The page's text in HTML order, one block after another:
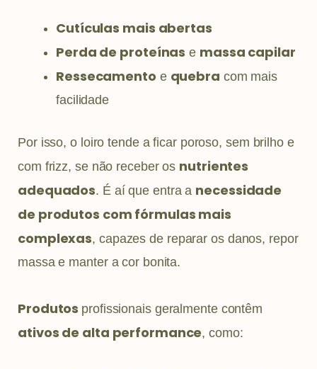
Cutículas mais abertas
Perda de proteínas e massa capilar
Ressecamento e quebra com mais
facilidade
Por isso, o loiro tende a ficar poroso, sem brilho e
com frizz, se não receber os nutrientes
adequados. É aí que entra a necessidade
de produtos com fórmulas mais
complexas, capazes de reparar os danos, repor
massa e manter a cor bonita.
Produtos profissionais geralmente contêm
ativos de alta performance, como: